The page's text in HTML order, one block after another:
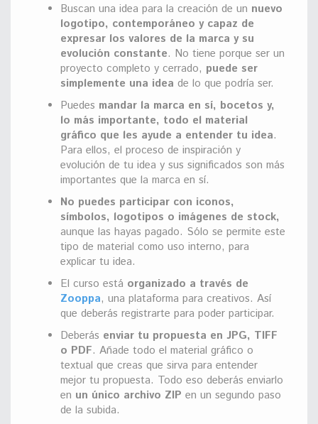
Buscan una idea para la creación de un nuevo
logotipo, contemporáneo y capaz de
expresar los valores de la marca y su
evolución constante. No tiene porque ser un
proyecto completo y cerrado, puede ser
simplemente una idea de lo que podría ser.
Puedes mandar la marca en sí, bocetos y,
lo más importante, todo el material
gráfico que les ayude a entender tu idea.
Para ellos, el proceso de inspiración y
evolución de tu idea y sus significados son más
importantes que la marca en sí.
No puedes participar con iconos,
símbolos, logotipos o imágenes de stock,
aunque las hayas pagado. Sólo se permite este
tipo de material como uso interno, para
explicar tu idea.
El curso está organizado a través de
Zooppa, una plataforma para creativos. Así
que deberás registrarte para poder participar.
Deberás enviar tu propuesta en JPG, TIFF
o PDF. Añade todo el material gráfico o
textual que creas que sirva para entender
mejor tu propuesta. Todo eso deberás enviarlo
en un único archivo ZIP en un segundo paso
de la subida.